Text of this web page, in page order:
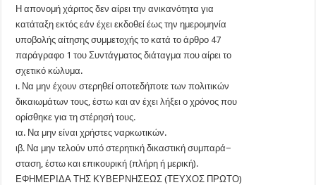
Η απονομή χάριτος δεν αίρει την ανικανότητα για
κατάταξη εκτός εάν έχει εκδοθεί έως την ημερομηνία
υποβολής αίτησης συμμετοχής το κατά το άρθρο 47
παράγραφο 1 του Συντάγματος διάταγμα που αίρει το
σχετικό κώλυμα.
ι. Να μην έχουν στερηθεί οποτεδήποτε των πολιτικών
δικαιωμάτων τους, έστω και αν έχει λήξει ο χρόνος που
ορίσθηκε για τη στέρησή τους.
ια. Να μην είναι χρήστες ναρκωτικών.
ιβ. Να μην τελούν υπό στερητική δικαστική συμπαρά−
σταση, έστω και επικουρική (πλήρη ή μερική).
ΕΦΗΜΕΡΙΔΑ ΤΗΣ ΚΥΒΕΡΝΗΣΕΩΣ (ΤΕΥΧΟΣ ΠΡΩΤΟ)